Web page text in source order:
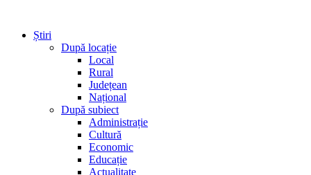
Știri
După locație
Local
Rural
Județean
Național
După subiect
Administrație
Cultură
Economic
Educație
Actualitate